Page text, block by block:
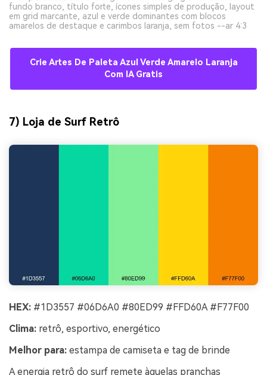
fundo branco, título forte, ícones simples de produção, layout
em grid marcante, azul e verde dominantes com blocos
amarelos de destaque e carimbos laranja, sem fotos --ar 4:3
Crie Artes De Paleta Azul Verde Amarelo Laranja
Com IA Gratis
7) Loja de Surf Retrô
HEX: #1D3557 #06D6A0 #80ED99 #FFD60A #F77F00
Clima: retrô, esportivo, energético
Melhor para: estampa de camiseta e tag de brinde
A energia retrô do surf remete àquelas pranchas